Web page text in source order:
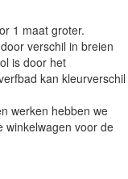
1 maat groter.
verschil in breien
is door het
kan kleurverschil
werken hebben we
winkelwagen voor de